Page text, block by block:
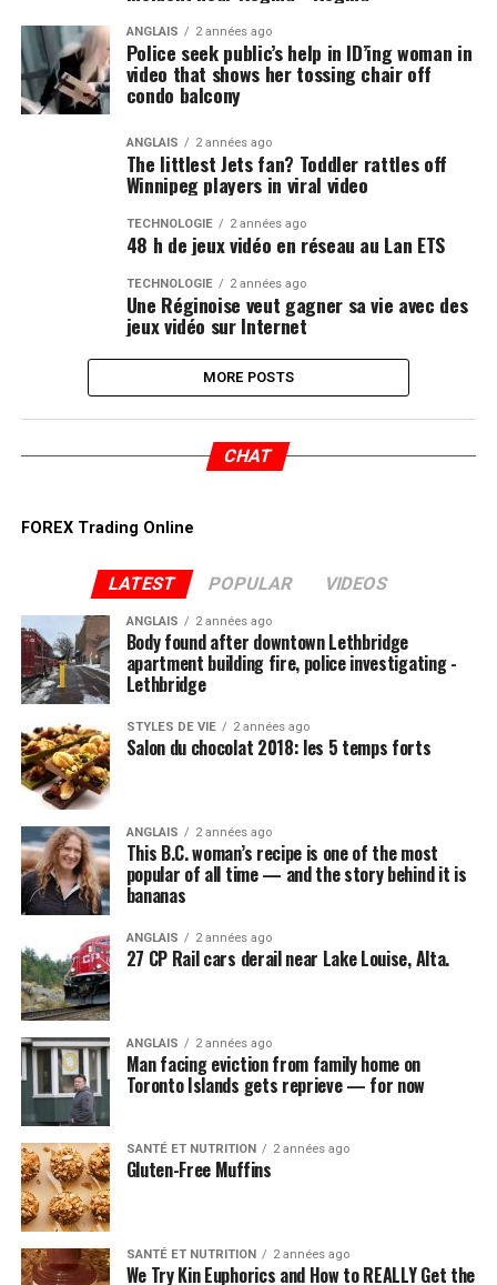
ANGLAIS 2 années ago
Police seek public’s help in ID’ing woman in
video that shows her tossing chair off
condo balcony
ANGLAIS 2 années ago
The littlest Jets fan? Toddler rattles off
Winnipeg players in viral video
TECHNOLOGIE 2 années ago
48 h de jeux vidéo en réseau au Lan ETS
TECHNOLOGIE 2 années ago
Une Réginoise veut gagner sa vie avec des
jeux vidéo sur Internet
MORE POSTS
CHAT
FOREX Trading Online
LATEST POPULAR VIDEOS
ANGLAIS 2 années ago
Body found after downtown Lethbridge
apartment building fire, police investigating -
Lethbridge
STYLES DE VIE 2 années ago
Salon du chocolat 2018: les 5 temps forts
ANGLAIS 2 années ago
This B.C. woman’s recipe is one of the most
popular of all time — and the story behind it is
bananas
ANGLAIS 2 années ago
27 CP Rail cars derail near Lake Louise, Alta.
ANGLAIS 2 années ago
Man facing eviction from family home on
Toronto Islands gets reprieve — for now
SANTÉ ET NUTRITION 2 années ago
Gluten-Free Muffins
SANTÉ ET NUTRITION 2 années ago
We Try Kin Euphorics and How to REALLY Get the